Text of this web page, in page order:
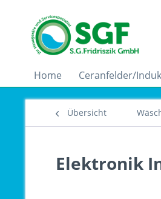
Home Ceranfelder/
Übersicht
Elektronik